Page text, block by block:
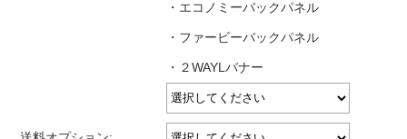
・エコノミーバックパネル
・ファービーバックパネル
・２WAYLバナー